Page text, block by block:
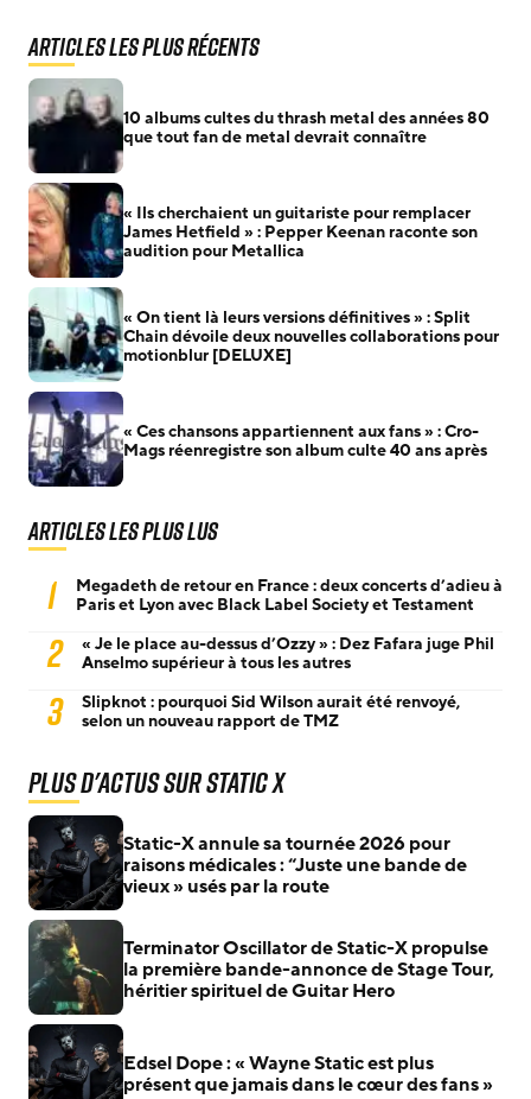
Articles les plus récents
10 albums cultes du thrash metal des années 80
que tout fan de metal devrait connaître
« Ils cherchaient un guitariste pour remplacer
James Hetfield » : Pepper Keenan raconte son
audition pour Metallica
« On tient là leurs versions définitives » : Split
Chain dévoile deux nouvelles collaborations pour
motionblur [DELUXE]
« Ces chansons appartiennent aux fans » : Cro-
Mags réenregistre son album culte 40 ans après
Articles les plus lus
1
Megadeth de retour en France : deux concerts d’adieu à
Paris et Lyon avec Black Label Society et Testament
2
« Je le place au-dessus d’Ozzy » : Dez Fafara juge Phil
Anselmo supérieur à tous les autres
3
Slipknot : pourquoi Sid Wilson aurait été renvoyé,
selon un nouveau rapport de TMZ
Plus d'actus sur Static X
Static-X annule sa tournée 2026 pour
raisons médicales : “Juste une bande de
vieux » usés par la route
Terminator Oscillator de Static-X propulse
la première bande-annonce de Stage Tour,
héritier spirituel de Guitar Hero
Edsel Dope : « Wayne Static est plus
présent que jamais dans le cœur des fans »